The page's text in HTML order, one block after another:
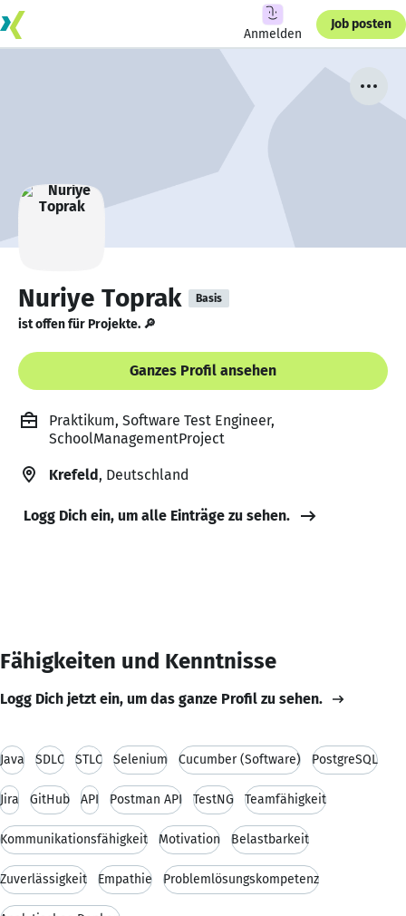
Anmelden
Job posten
Nuriye Toprak Basis
ist offen für Projekte. 🔎
Ganzes Profil ansehen
Praktikum, Software Test Engineer,
SchoolManagementProject
Krefeld, Deutschland
Logg Dich ein, um alle Einträge zu sehen.
Fähigkeiten und Kenntnisse
Logg Dich jetzt ein, um das ganze Profil zu sehen.
Java SDLC STLC Selenium Cucumber (Software) PostgreSQL
Jira GitHub API Postman API TestNG Teamfähigkeit
Kommunikationsfähigkeit Motivation Belastbarkeit
Zuverlässigkeit Empathie Problemlösungskompetenz